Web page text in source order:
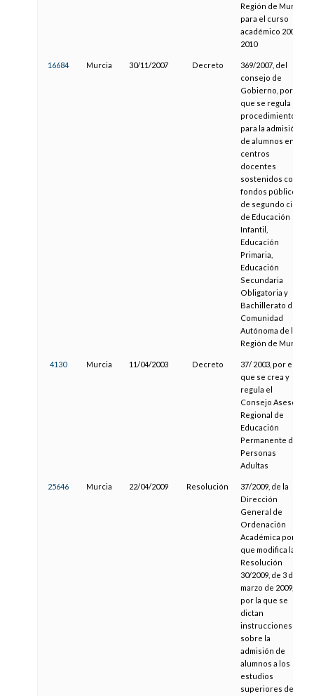
Región de Murcia
para el curso
académico 2009-
2010
16684 Murcia 30/11/2007 Decreto
369/2007, del
consejo de
Gobierno, por el
que se regula el
procedimiento
para la admisión
de alumnos en
centros
docentes
sostenidos con
fondos públicos
de segundo ciclo
de Educación
Infantil,
Educación
Primaria,
Educación
Secundaria
Obligatoria y
Bachillerato de la
Comunidad
Autónoma de la
Región de Murcia
4130 Murcia 11/04/2003 Decreto
37/ 2003, por el
que se crea y
regula el
Consejo Asesor
Regional de
Educación
Permanente de
Personas
Adultas
25646 Murcia 22/04/2009 Resolución
37/2009, de la
Dirección
General de
Ordenación
Académica por la
que modifica la
Resolución
30/2009, de 3 de
marzo de 2009,
por la que se
dictan
instrucciones
sobre la
admisión de
alumnos a los
estudios
superiores de